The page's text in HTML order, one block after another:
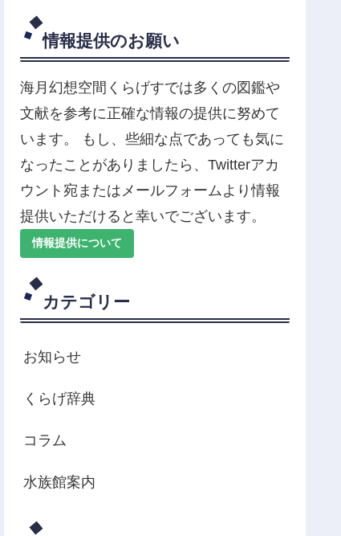
情報提供のお願い
海月幻想空間くらげすでは多くの図鑑や
文献を参考に正確な情報の提供に努めて
います。 もし、些細な点であっても気に
なったことがありましたら、Twitterアカ
ウント宛またはメールフォームより情報
提供いただけると幸いでございます。
情報提供について
カテゴリー
お知らせ
くらげ辞典
コラム
水族館案内